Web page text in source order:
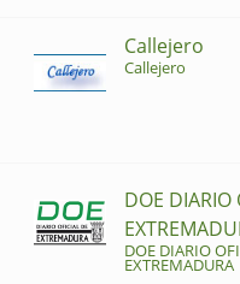
Callejero
Callejero
DOE DIARIO
DOE DIARIO
EXTREMADURA